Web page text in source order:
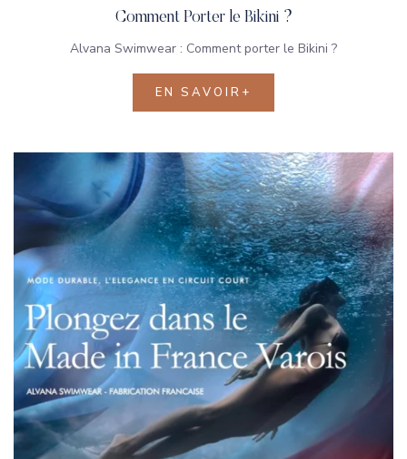
Comment Porter le Bikini ?
Alvana Swimwear : Comment porter le Bikini ?
EN SAVOIR+